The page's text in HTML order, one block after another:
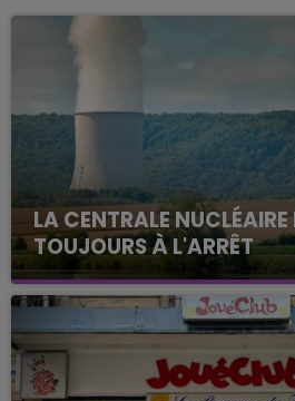
LA CENTRALE
TOUJOURS À L'ARRÊT
Cela fait déjà une semaine
nucléaire ardennaise est à
justifiée par la sécheresse
présente.